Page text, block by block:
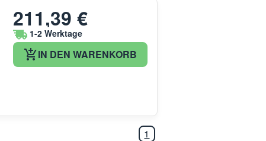
211,39 €
1-2 Werktage
IN DEN WARENKORB
1